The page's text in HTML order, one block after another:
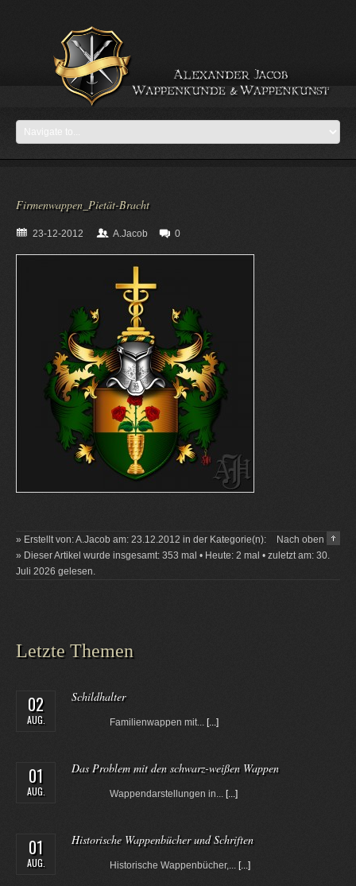
Firmenwappen_Pietät-Bracht
23-12-2012 A.Jacob 0
Nach oben
» Erstellt von: A.Jacob am: 23.12.2012 in der Kategorie(n):
» Dieser Artikel wurde insgesamt: 353 mal • Heute: 2 mal • zuletzt am: 30.
Juli 2026 gelesen.
Letzte Themen
02
AUG.
Schildhalter
Familienwappen mit... [...]
01
AUG.
Das Problem mit den schwarz-weißen Wappen
Wappendarstellungen in... [...]
01
AUG.
Historische Wappenbücher und Schriften
Historische Wappenbücher,... [...]